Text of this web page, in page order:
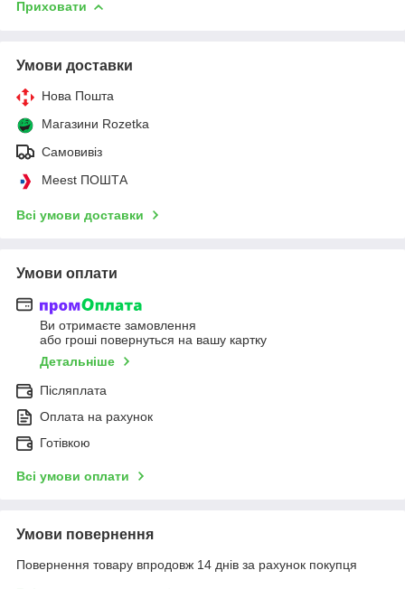
Приховати
Умови доставки
Нова Пошта
Магазини Rozetka
Самовивіз
Meest ПОШТА
Всі умови доставки
Умови оплати
Ви отримаєте замовлення
або гроші повернуться на вашу картку
Детальніше
Післяплата
Оплата на рахунок
Готівкою
Всі умови оплати
Умови повернення
Повернення товару впродовж 14 днів за рахунок покупця